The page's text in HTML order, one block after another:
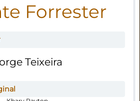
Forrester
Teixeira